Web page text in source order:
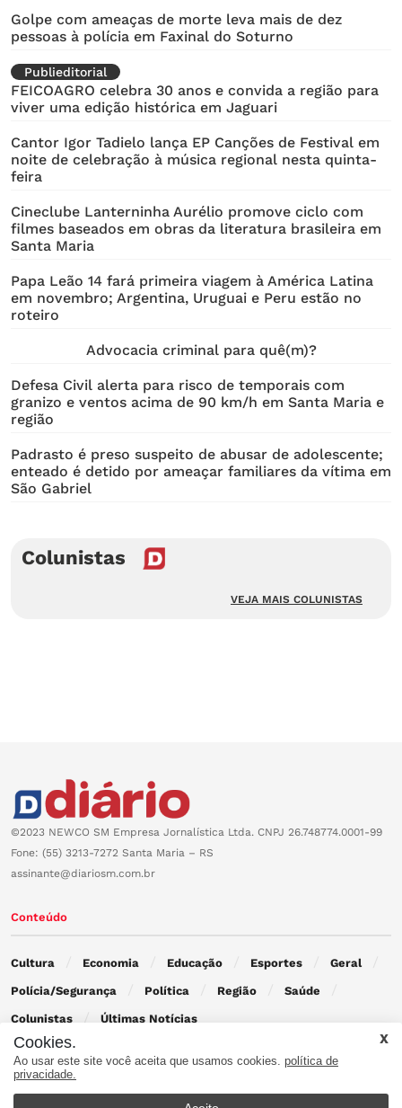
Golpe com ameaças de morte leva mais de dez
pessoas à polícia em Faxinal do Soturno
Publieditorial
FEICOAGRO celebra 30 anos e convida a região para
viver uma edição histórica em Jaguari
Cantor Igor Tadielo lança EP Canções de Festival em
noite de celebração à música regional nesta quinta-
feira
Cineclube Lanterninha Aurélio promove ciclo com
filmes baseados em obras da literatura brasileira em
Santa Maria
Papa Leão 14 fará primeira viagem à América Latina
em novembro; Argentina, Uruguai e Peru estão no
roteiro
Advocacia criminal para quê(m)?
Defesa Civil alerta para risco de temporais com
granizo e ventos acima de 90 km/h em Santa Maria e
região
Padrasto é preso suspeito de abusar de adolescente;
enteado é detido por ameaçar familiares da vítima em
São Gabriel
Colunistas
VEJA MAIS COLUNISTAS
©2023 NEWCO SM Empresa Jornalística Ltda. CNPJ 26.748774.0001-99
Fone: (55) 3213-7272 Santa Maria – RS
assinante@diariosm.com.br
Conteúdo
Cultura Economia Educação Esportes Geral
Polícia/Segurança Política Região Saúde
Colunistas Últimas Notícias
Contato
Cookies.
Ao usar este site você aceita que usamos cookies. política de
privacidade.